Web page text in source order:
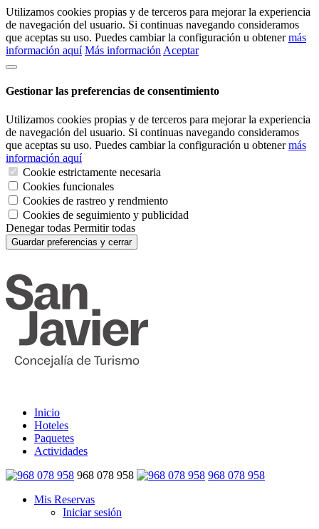
Utilizamos cookies propias y de terceros para mejorar la experiencia
de navegación del usuario. Si continuas navegando consideramos
que aceptas su uso. Puedes cambiar la configuración u obtenermás
información aquí Más información Aceptar
Gestionar las preferencias de consentimiento
Utilizamos cookies propias y de terceros para mejorar la experiencia
de navegación del usuario. Si continuas navegando consideramos
que aceptas su uso. Puedes cambiar la configuración u obtenermás
información aquí
Cookie estrictamente necesaria
Cookies funcionales
Cookies de rastreo y rendmiento
Cookies de seguimiento y publicidad
Denegar todas Permitir todas
Guardar preferencias y cerrar
Inicio
Hoteles
Paquetes
Actividades
968 078 958
968 078 958
Mis Reservas
Iniciar sesión